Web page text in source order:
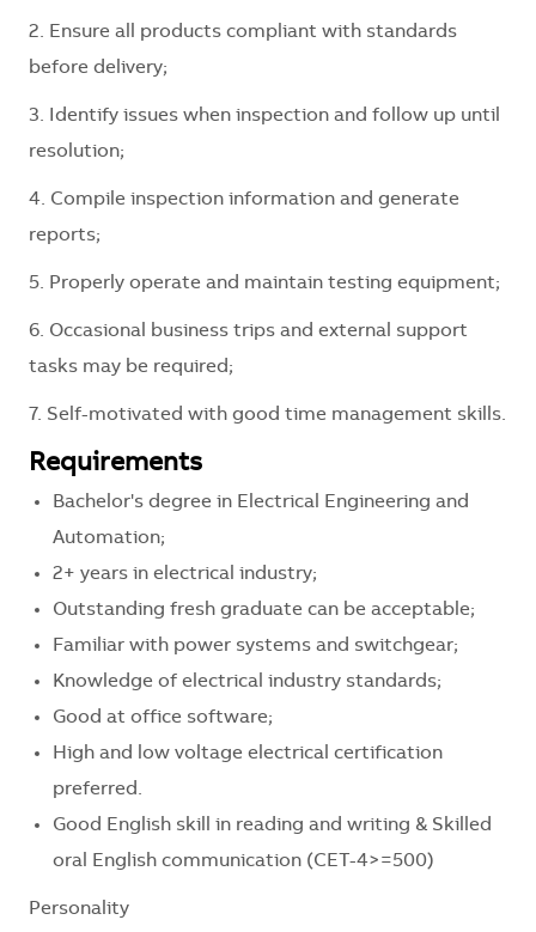
2. Ensure all products compliant with standards
before delivery;
3. Identify issues when inspection and follow up until
resolution;
4. Compile inspection information and generate
reports;
5. Properly operate and maintain testing equipment;
6. Occasional business trips and external support
tasks may be required;
7. Self-motivated with good time management skills.
Requirements
Bachelor's degree in Electrical Engineering and
Automation;
2+ years in electrical industry;
Outstanding fresh graduate can be acceptable;
Familiar with power systems and switchgear;
Knowledge of electrical industry standards;
Good at office software;
High and low voltage electrical certification
preferred.
Good English skill in reading and writing & Skilled
oral English communication (CET-4>=500)
Personality